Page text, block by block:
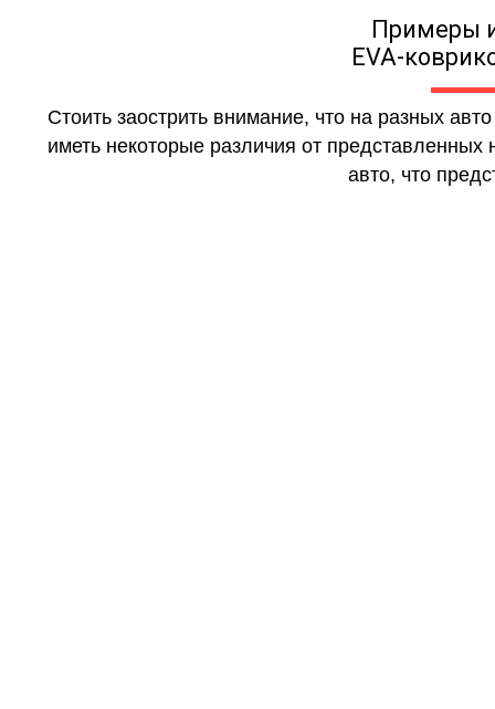
Примеры
EVA-
Стоить заострить внимание, что на разных
иметь некоторые различия от
авто, что